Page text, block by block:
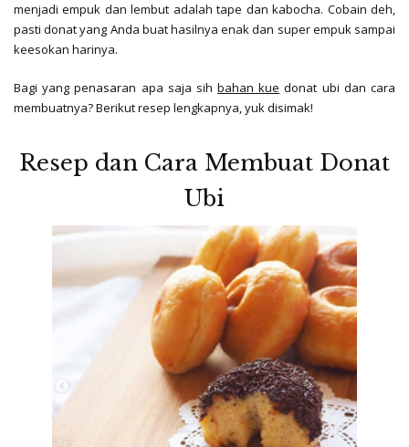
menjadi empuk dan lembut adalah tape dan kabocha. Cobain deh,
pasti donat yang Anda buat hasilnya enak dan super empuk sampai
keesokan harinya.
Bagi yang penasaran apa saja sihbahan kue donat ubi dan cara
membuatnya? Berikut resep lengkapnya, yuk disimak!
Resep dan Cara Membuat Donat
Ubi